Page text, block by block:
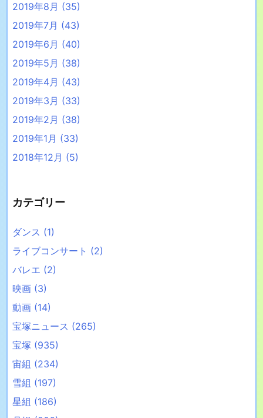
2019年8月 (35)
2019年7月 (43)
2019年6月 (40)
2019年5月 (38)
2019年4月 (43)
2019年3月 (33)
2019年2月 (38)
2019年1月 (33)
2018年12月 (5)
カテゴリー
ダンス (1)
ライブコンサート (2)
バレエ (2)
映画 (3)
動画 (14)
宝塚ニュース (265)
宝塚 (935)
宙組 (234)
雪組 (197)
星組 (186)